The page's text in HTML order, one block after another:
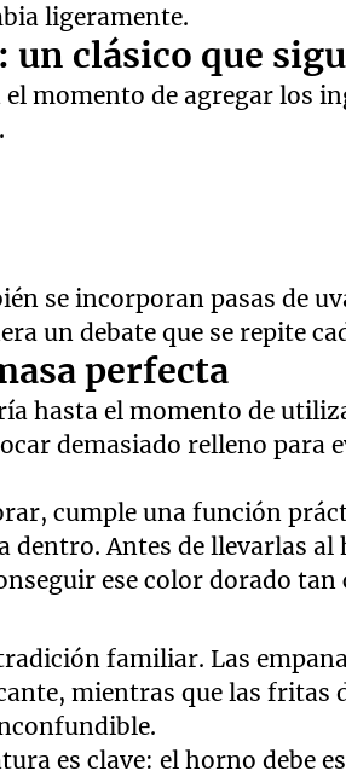
ligeramente.
un clásico que
momento de agregar los
se incorporan pasas de
un debate que se repite
perfecta
hasta el momento de
demasiado relleno para
cumple una función
dentro. Antes de llevarlas
ese color dorado
familiar. Las
mientras que las fritas
es clave: el horno debe